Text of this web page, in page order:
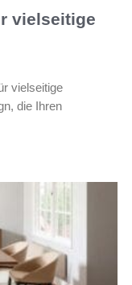
vielseitige
vielseitige
die Ihren